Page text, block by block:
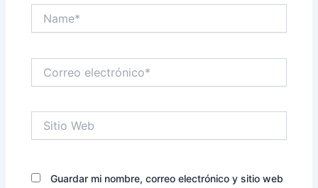
electrónico*
Web
Guardar mi nombre, correo electrónico y sitio web